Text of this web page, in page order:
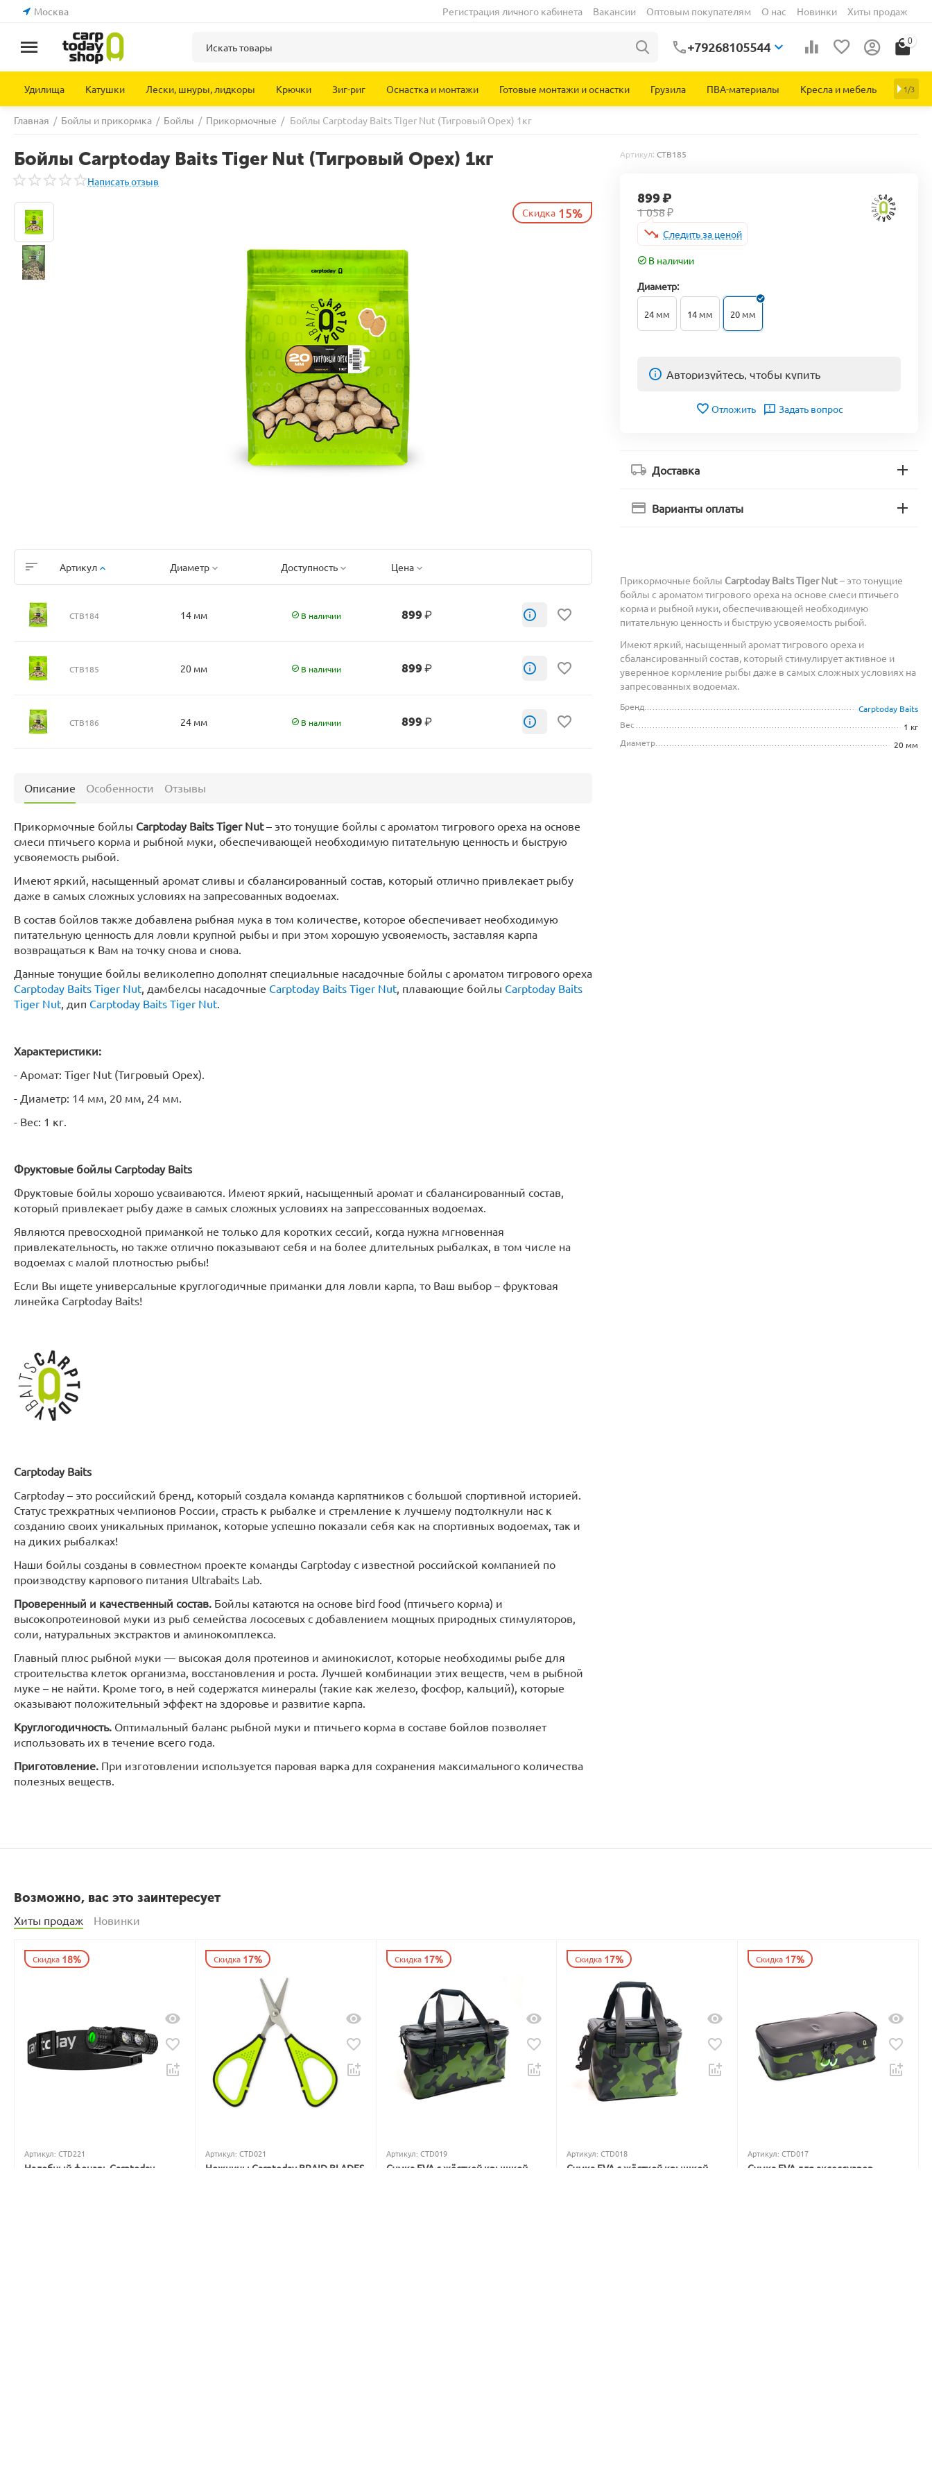
Москва Регистрация личного кабинета Вакансии Оптовым покупателям О нас Новинки Хиты продаж
+79268105544 0
Удилища Катушки Лески, шнуры, лидкоры Крючки Зиг-риг Оснастка и монтажи Готовые монтажи и оснастки Грузила ПВА-материалы Кресла и мебель 1/3
Главная / Бойлы и прикормка / Бойлы / Прикормочные / Бойлы Carptoday Baits Tiger Nut (Тигровый Орех) 1кг
Бойлы Carptoday Baits Tiger Nut (Тигровый Орех) 1кг
Написать отзыв
Артикул: CTB185
899₽
1 058₽
Следить за ценой
В наличии
Диаметр:
24 мм 14 мм 20 мм
Авторизуйтесь, чтобы купить
Отложить Задать вопрос
Доставка
Варианты оплаты
Прикормочные бойлы Carptoday Baits Tiger Nut– это тонущие
бойлы с ароматом тигрового ореха на основе смеси птичьего
корма и рыбной муки, обеспечивающей необходимую
питательную ценность и быструю усвояемость рыбой.
Имеют яркий, насыщенный аромат тигрового ореха и
сбалансированный состав, который стимулирует активное и
уверенное кормление рыбы даже в самых сложных условиях на
запресованных водоемах.
Бренд
Carptoday Baits
Вес
1 кг
Диаметр
20 мм
Артикул Диаметр Доступность Цена
CTB184 14 мм В наличии 899 ₽
CTB185 20 мм В наличии 899 ₽
CTB186 24 мм В наличии 899 ₽
Описание Особенности Отзывы
Прикормочные бойлы Carptoday Baits Tiger Nut– это тонущие бойлы с ароматом тигрового ореха на основе
смеси птичьего корма и рыбной муки, обеспечивающей необходимую питательную ценность и быструю
усвояемость рыбой.
Имеют яркий, насыщенный аромат сливы и сбалансированный состав, который отлично привлекает рыбу
даже в самых сложных условиях на запресованных водоемах.
В состав бойлов также добавлена рыбная мука в том количестве, которое обеспечивает необходимую
питательную ценность для ловли крупной рыбы и при этом хорошую усвояемость, заставляя карпа
возвращаться к Вам на точку снова и снова.
Данные тонущие бойлы великолепно дополнят специальные насадочные бойлы с ароматом тигрового ореха
Carptoday Baits Tiger Nut, дамбелсы насадочные Carptoday Baits Tiger Nut, плавающие бойлы Carptoday Baits
Tiger Nut, дип Carptoday Baits Tiger Nut.
Характеристики:
- Аромат: Tiger Nut (Тигровый Орех).
- Диаметр: 14 мм, 20 мм, 24 мм.
- Вес: 1 кг.
Фруктовые бойлы Carptoday Baits
Фруктовые бойлы хорошо усваиваются. Имеют яркий, насыщенный аромат и сбалансированный состав,
который привлекает рыбу даже в самых сложных условиях на запрессованных водоемах.
Являются превосходной приманкой не только для коротких сессий, когда нужна мгновенная
привлекательность, но также отлично показывают себя и на более длительных рыбалках, в том числе на
водоемах с малой плотностью рыбы!
Если Вы ищете универсальные круглогодичные приманки для ловли карпа, то Ваш выбор – фруктовая
линейка Carptoday Baits!
Carptoday Baits
Carptoday – это российский бренд, который создала команда карпятников с большой спортивной историей.
Статус трехкратных чемпионов России, страсть к рыбалке и стремление к лучшему подтолкнули нас к
созданию своих уникальных приманок, которые успешно показали себя как на спортивных водоемах, так и
на диких рыбалках!
Наши бойлы созданы в совместном проекте команды Carptoday с известной российской компанией по
производству карпового питания Ultrabaits Lab.
Проверенный и качественный состав. Бойлы катаются на основе bird food (птичьего корма) и
высокопротеиновой муки из рыб семейства лососевых с добавлением мощных природных стимуляторов,
соли, натуральных экстрактов и аминокомплекса.
Главный плюс рыбной муки — высокая доля протеинов и аминокислот, которые необходимы рыбе для
строительства клеток организма, восстановления и роста. Лучшей комбинации этих веществ, чем в рыбной
муке – не найти. Кроме того, в ней содержатся минералы (такие как железо, фосфор, кальций), которые
оказывают положительный эффект на здоровье и развитие карпа.
Круглогодичность. Оптимальный баланс рыбной муки и птичьего корма в составе бойлов позволяет
использовать их в течение всего года.
Приготовление. При изготовлении используется паровая варка для сохранения максимального количества
полезных веществ.
Возможно, вас это заинтересует
Хиты продаж Новинки
Скидка 18%
Артикул: CTD221
Налобный фонарь Carptoday
Скидка 17%
Артикул: CTD021
Ножницы Carptoday BRAID BLADES
Скидка 17%
Артикул: CTD019
Сумка EVA с жёсткой крышкой
Скидка 17%
Артикул: CTD018
Сумка EVA с жёсткой крышкой
Скидка 17%
Артикул: CTD017
Сумка EVA для аксессуаров